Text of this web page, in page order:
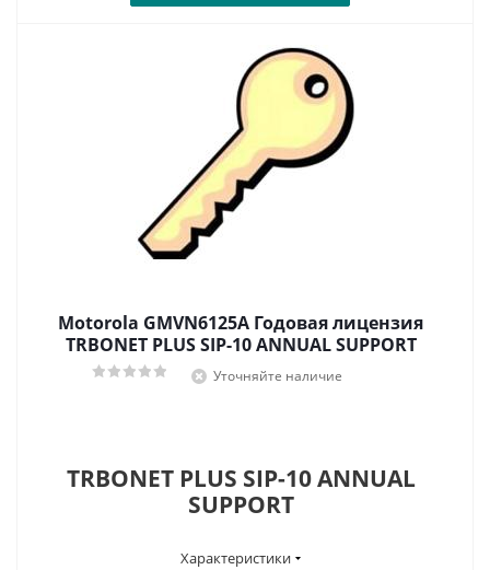
Motorola GMVN6125A Годовая лицензия
TRBONET PLUS SIP-10 ANNUAL SUPPORT
Уточняйте наличие
TRBONET PLUS SIP-10 ANNUAL
SUPPORT
Характеристики